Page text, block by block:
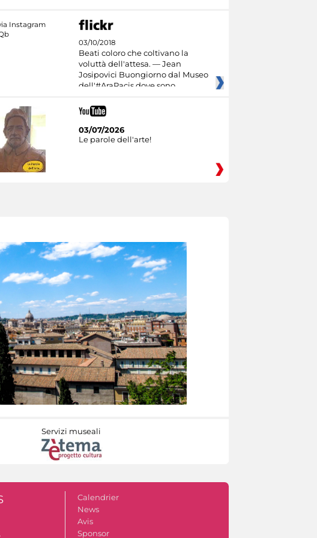
03/10/2018
Beati coloro che coltivano la
voluttà dell'attesa. — Jean
Josipovici Buongiorno dal Museo
dell'#AraPacis dove sono
03/07/2026
Le parole dell'arte!
Servizi museali
Calendrier
News
Avis
Sponsor